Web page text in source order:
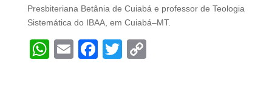
Presbiteriana Betânia de Cuiabá e professor de Teologia
Sistemática do IBAA, em Cuiabá–MT.
W
E
F
T